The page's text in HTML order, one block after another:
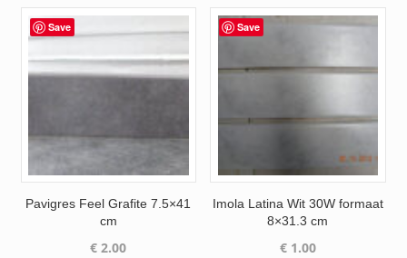
Save
Pavigres Feel Grafite 7.5×41
cm
€ 2.00
Save
Imola Latina Wit 30W formaat
8×31.3 cm
€1.00